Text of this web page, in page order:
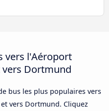
vers l'Aéroport
Dortmund
bus les plus populaires vers
vers Dortmund. Cliquez